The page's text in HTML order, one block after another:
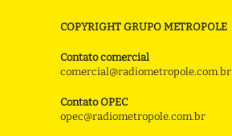
COPYRIGHT GRUPO METROPOLE
Contato comercial
comercial@radiometropole.com.br
Contato OPEC
opec@radiometropole.com.br